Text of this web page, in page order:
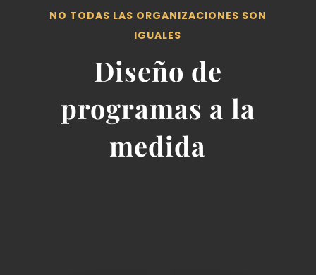
NO TODAS LAS ORGANIZACIONES SON
IGUALES
Diseño de
programas a la
medida